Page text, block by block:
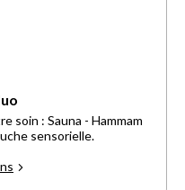
soin : Sauna - Hammam
sensorielle.